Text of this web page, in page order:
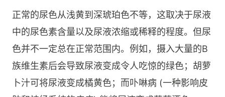
正常的尿色从浅黄到深琥珀色不等，这取决于尿液
中的尿色素含量以及尿液浓缩或稀释的程度。但尿
色并不一定总在正常范围内。例如，摄入大量的B
族维生素后会导致尿液变成令人吃惊的绿色；胡萝
卜汁可将尿液变成橘黄色；而卟啉病 (一种影响皮